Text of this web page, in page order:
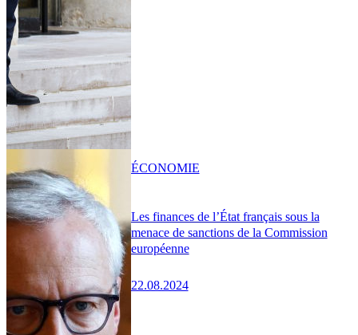
Les finances de l’État français sous la
menace de sanctions de la Commission
européenne
22.08.2024
ÉCONOMIE